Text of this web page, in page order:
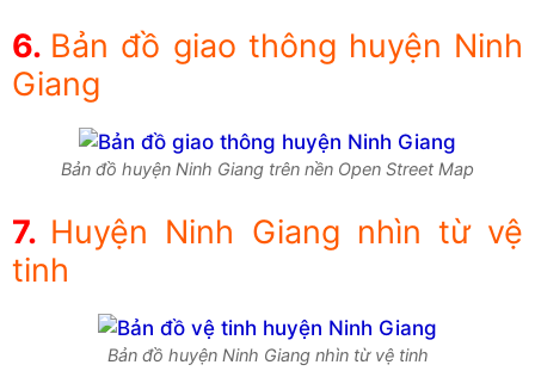
Bản đồ giao thông huyện Ninh
Giang
Bản đồ huyện Ninh Giang trên nền Open Street Map
Huyện Ninh Giang nhìn từ vệ
tinh
Bản đồ huyện Ninh Giang nhìn từ vệ tinh